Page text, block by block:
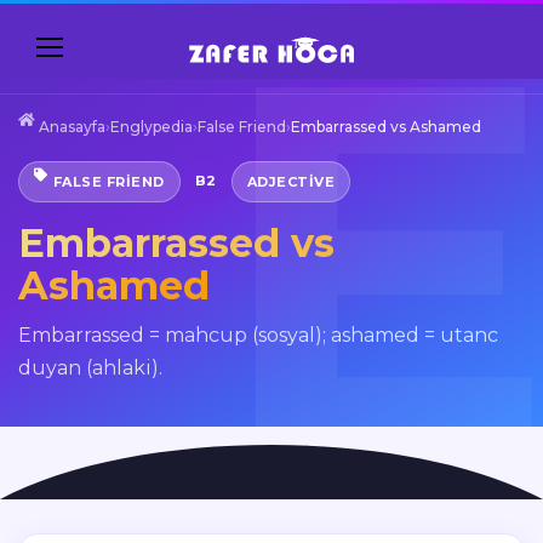
Anasayfa›Englypedia›False Friend ›Embarrassed vs Ashamed
FALSE FRIEND B2 ADJECTIVE
Embarrassed vs
Ashamed
Embarrassed = mahcup (sosyal); ashamed = utanc
duyan (ahlaki).